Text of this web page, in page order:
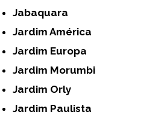
Jabaquara
Jardim América
Jardim Europa
Jardim Morumbi
Jardim Orly
Jardim Paulista